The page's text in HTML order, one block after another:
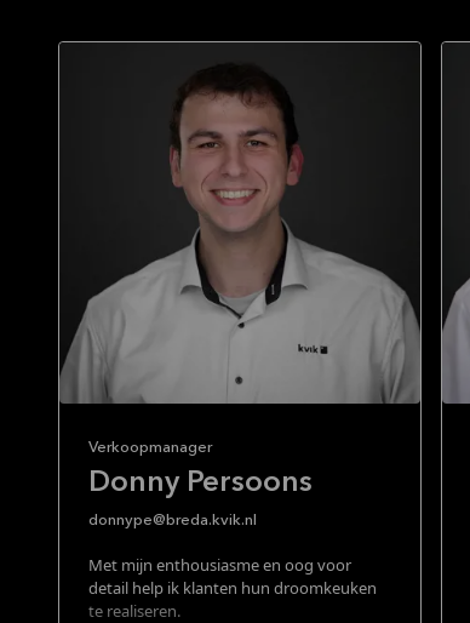
Verkoopmanager
Donny Persoons
donnype@breda.kvik.nl
Met mijn enthousiasme en oog voor
detail help ik klanten hun droomkeuken
te realiseren.